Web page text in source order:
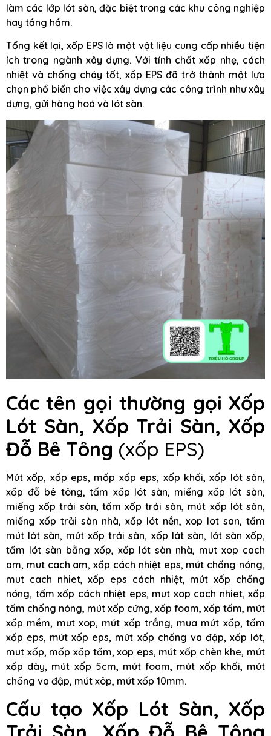
làm các lớp lót sàn, đặc biệt trong các khu công nghiệp
hay tầng hầm.
Tổng kết lại, xốp EPS là một vật liệu cung cấp nhiều tiện
ích trong ngành xây dựng. Với tính chất xốp nhẹ, cách
nhiệt và chống cháy tốt, xốp EPS đã trở thành một lựa
chọn phổ biến cho việc xây dựng các công trình như xây
dựng, gửi hàng hoá và lót sàn.
Các tên gọi thường gọi Xốp
Lót Sàn, Xốp Trải Sàn, Xốp
Đỗ Bê Tông (xốp EPS)
Mút xốp, xốp eps, mốp xốp eps, xốp khối, xốp lót sàn,
xốp đỗ bê tông, tấm xốp lót sàn, miếng xốp lót sàn,
miếng xốp trải sàn, tấm xốp trải sàn, mút xốp lót sàn,
miếng xốp trải sàn nhà, xốp lót nền, xop lot san, tấm
mút lót sàn, mút xốp trải sàn, xốp lát sàn, lót sàn xốp,
tấm lót sàn bằng xốp, xốp lót sàn nhà, mut xop cach
am, mut cach am, xốp cách nhiệt eps, mút chống nóng,
mut cach nhiet, xốp eps cách nhiệt, mút xốp chống
nóng, tấm xốp cách nhiệt eps, mut xop cach nhiet, xốp
tấm chống nóng, mút xốp cứng, xốp foam, xốp tấm, mút
xốp mềm, mut xop, mút xốp trắng, mua mút xốp, tấm
xốp eps, mút xốp eps, mút xốp chống va đập, xốp lót,
mut xốp, mốp xốp tấm, xop eps, mút xốp chèn khe, mút
xốp dày, mút xốp 5cm, mút foam, mút xốp khối, mút
chống va đập, mút xôp, mút xốp 10mm.
Cấu tạo Xốp Lót Sàn, Xốp